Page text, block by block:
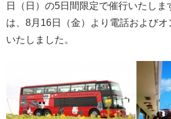
日（日）の5日間限定で催行いたしま
は、8月16日（金）より電話および
いたしました。